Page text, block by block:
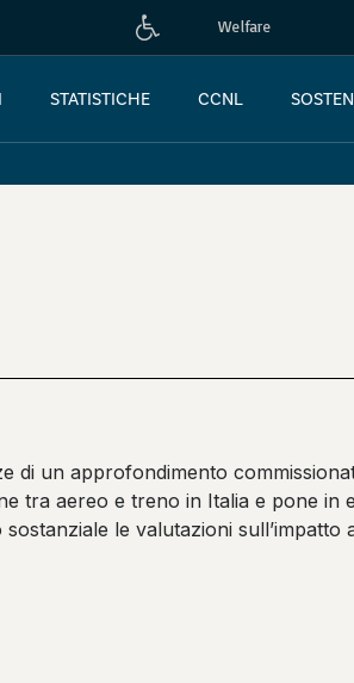
Welfare
STATISTICHE CCNL
di un approfondimento
tra aereo e treno in Italia e pone in
le valutazioni sull’impatto